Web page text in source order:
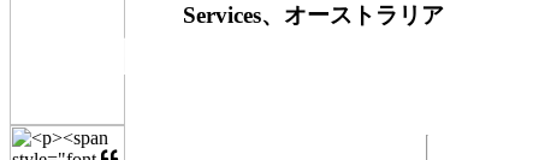
Services、オーストラリア